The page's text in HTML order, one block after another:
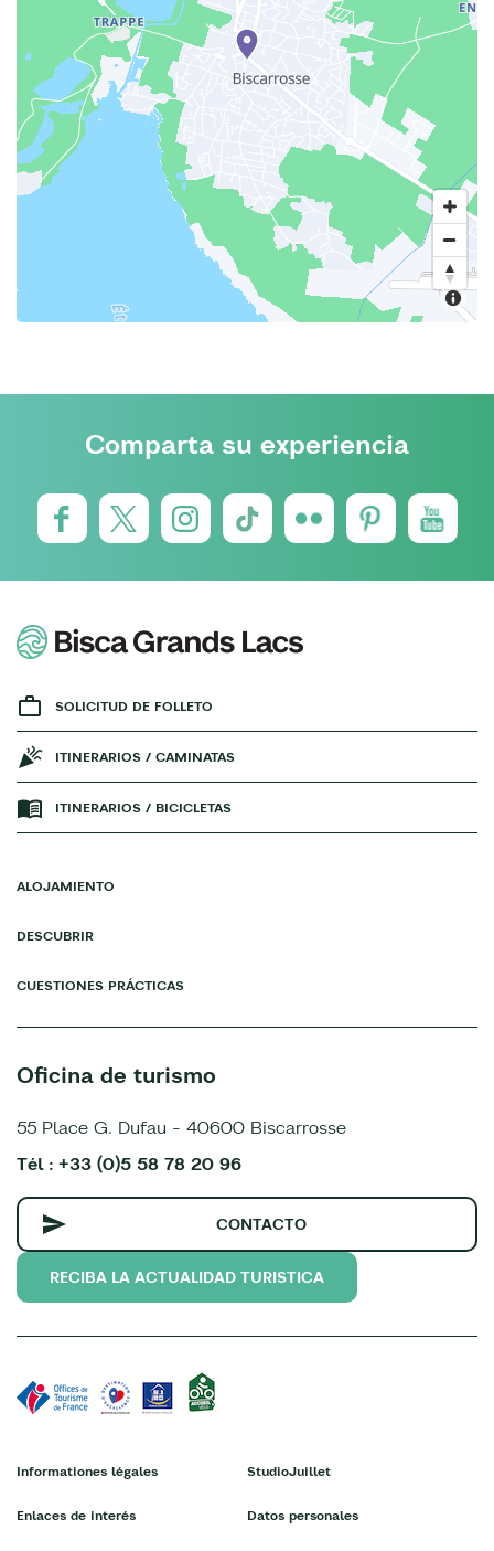
Comparta su experiencia
SOLICITUD DE FOLLETO
ITINERARIOS / CAMINATAS
ITINERARIOS / BICICLETAS
ALOJAMIENTO
DESCUBRIR
CUESTIONES PRÁCTICAS
Oficina de turismo
55 Place G. Dufau - 40600 Biscarrosse
Tél : +33 (0)5 58 78 20 96
CONTACTO
RECIBA LA ACTUALIDAD TURISTICA
Informationes légales
Enlaces de interés
StudioJuillet
Datos personales